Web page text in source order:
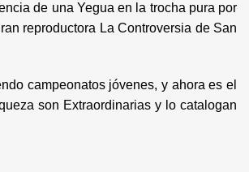
de una Yegua en la trocha pura por
reproductora La Controversia de San
campeonatos jóvenes, y ahora es el
son Extraordinarias y lo catalogan